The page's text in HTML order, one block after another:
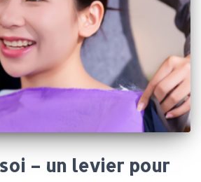
– un levier pour